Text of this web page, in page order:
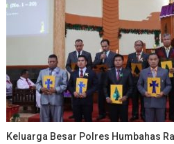
Keluarga Besar Polres Humbahas